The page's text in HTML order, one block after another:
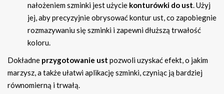
nałożeniem szminki jest użycie konturówki do ust. Użyj
jej, aby precyzyjnie obrysować kontur ust, co zapobiegnie
rozmazywaniu się szminki i zapewni dłuższą trwałość
koloru.
Dokładne przygotowanie ust pozwoli uzyskać efekt, o jakim
marzysz, a także ułatwi aplikację szminki, czyniąc ją bardziej
równomierną i trwałą.